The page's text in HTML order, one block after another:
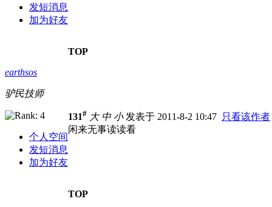
发短消息
加为好友
TOP
earthsos
驴民技师
个人空间
发短消息
加为好友
131# 大 中 小发表于 2011-8-2 10:47 只看该作者
闲来无事读读看
TOP